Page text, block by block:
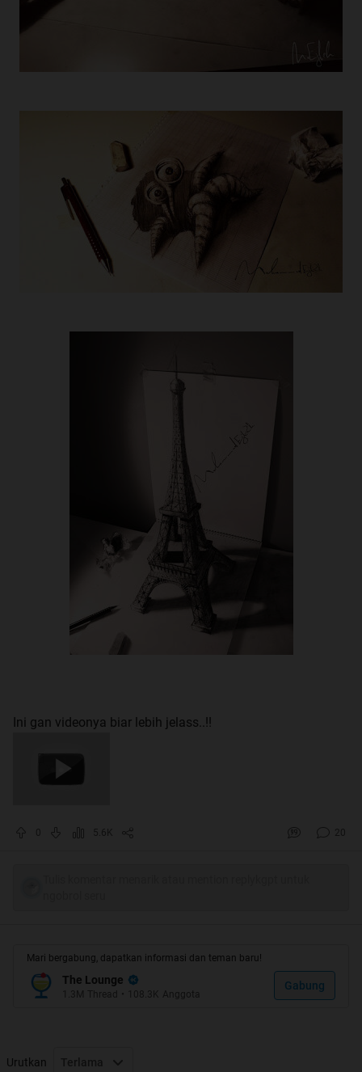
Ini gan videonya biar lebih jelass..!!
0 5.6K 20
Mari bergabung, dapatkan informasi dan teman baru!
The Lounge
1.3M Thread • 108.3K Anggota
Gabung
Urutkan Terlama